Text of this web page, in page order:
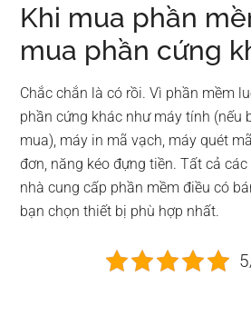
Khi mua phần
mua phần cứng
Chắc chắn là có rồi. Vì phần mềm
phần cứng khác như máy tính (nếu
mua), máy in mã vạch, máy quét
đơn, năng kéo đựng tiền. Tất cả
nhà cung cấp phần mềm điều có
bạn chọn thiết bị phù hợp nhất.